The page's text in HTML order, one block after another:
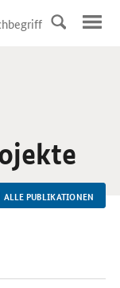
ALLE PUBLIKATIONEN